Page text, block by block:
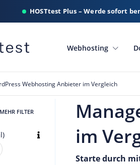
HOSTtest Plus – Werde sofort
Webhosting
Webhosting Anbieter im Vergleich
MEHR FILTER
im
Starte durch